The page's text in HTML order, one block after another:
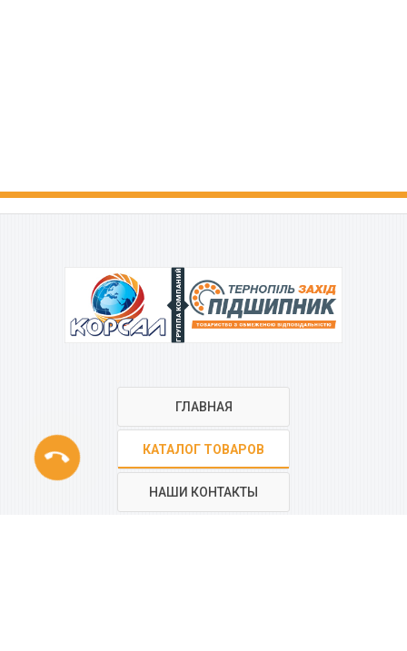
phone
ГРУППА КОМПАНИЙ
ГЛАВНАЯ
КАТАЛОГ ТОВАРОВ
НАШИ КОНТАКТЫ